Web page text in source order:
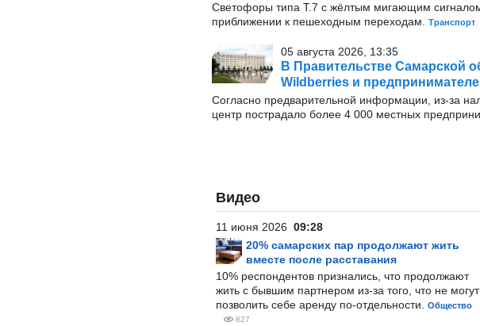
Светофоры типа Т.7 с жёлтым мигающим
приближении к пешеходным переходам.
Транспорт
05 августа 2026, 13:35
В Правительстве Самарской
Wildberries и
Согласно предварительной информации, из-за
центр пострадало более 4 000 местных
Видео
11 июня 2026 09:28
20% самарских пар продолжают жить
вместе после расставания
10% респондентов признались, что продолжают
жить с бывшим партнером из-за того, что не могут
позволить себе аренду по-отдельности.
Общество
827